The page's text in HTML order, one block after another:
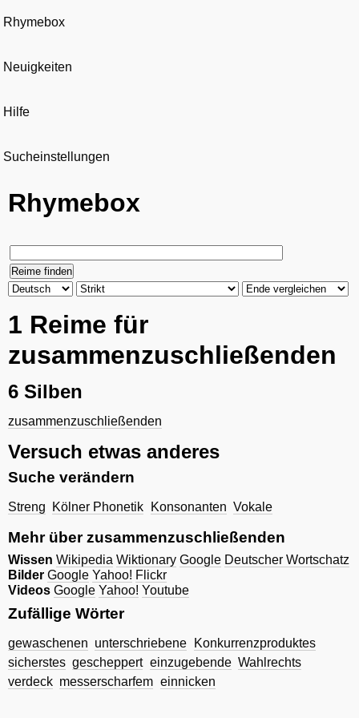
Rhymebox
Neuigkeiten
Hilfe
Sucheinstellungen
Rhymebox
1 Reime für
zusammenzuschließenden
6 Silben
zusammenzuschließenden
Versuch etwas anderes
Suche verändern
Streng Kölner Phonetik Konsonanten Vokale
Mehr über zusammenzuschließenden
Wissen Wikipedia Wiktionary Google Deutscher Wortschatz
Bilder Google Yahoo! Flickr
Videos Google Yahoo! Youtube
Zufällige Wörter
gewaschenen unterschriebene
Konkurrenzproduktes
sicherstes gescheppert einzugebende Wahlrechts
verdeck messerscharfem einnicken